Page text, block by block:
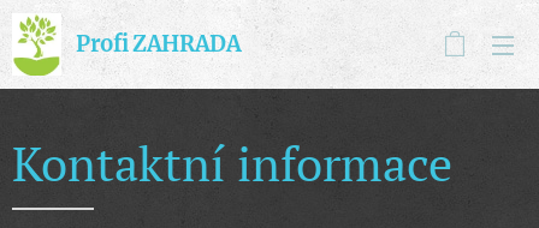
Profi ZAHRADA
Kontaktní informace